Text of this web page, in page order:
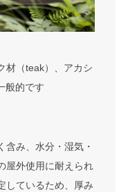
材（teak）、アカシ
般的です
含み、水分・湿気・
屋外使用に耐えられ
しているため、厚み